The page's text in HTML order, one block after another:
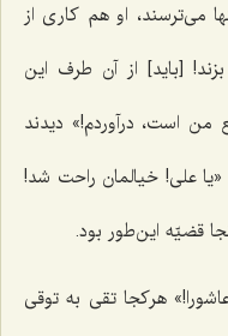
می‌ترسند، او هم کاری از
[باید] از آن طرف این
من است، درآوردم!» دیدند
علی! خیالمان راحت شد!
قضیّه این‌طور بود.
هرکجا تقی به توقی